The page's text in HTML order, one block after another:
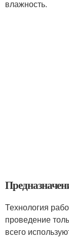
влажность.
Технология
проведение
всего